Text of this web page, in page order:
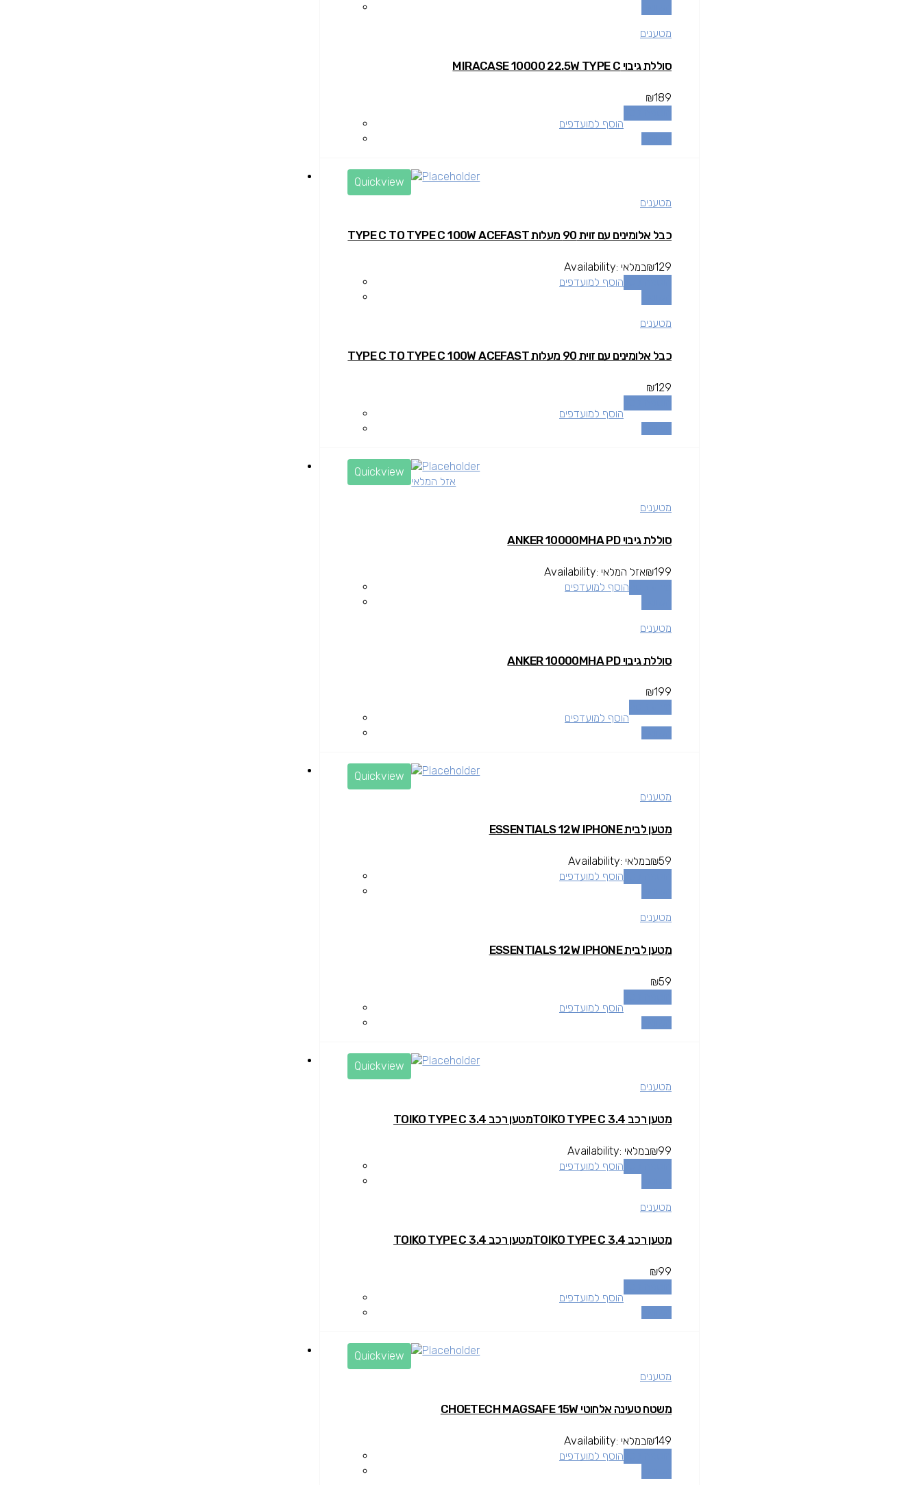
מטענים
סוללת גיבוי MIRACASE 10000 22.5W TYPE C
₪189
הוסף למועדפים
Quickview
מטענים
כבל אלומינים עם זוית 90 מעלות TYPE C TO TYPE C 100W ACEFAST
₪129
Availability: במלאי
הוסף למועדפים
מטענים
כבל אלומינים עם זוית 90 מעלות TYPE C TO TYPE C 100W ACEFAST
₪129
הוסף למועדפים
Quickview
אזל המלאי
מטענים
סוללת גיבוי ANKER 10000MHA PD
₪199
Availability: אזל המלאי
הוסף למועדפים
מטענים
סוללת גיבוי ANKER 10000MHA PD
₪199
הוסף למועדפים
Quickview
מטענים
מטען לבית ESSENTIALS 12W IPHONE
₪59
Availability: במלאי
הוסף למועדפים
מטענים
מטען לבית ESSENTIALS 12W IPHONE
₪59
הוסף למועדפים
Quickview
מטענים
מטען רכב TOIKO TYPE C 3.4מטען רכב TOIKO TYPE C 3.4
₪99
Availability: במלאי
הוסף למועדפים
מטענים
מטען רכב TOIKO TYPE C 3.4מטען רכב TOIKO TYPE C 3.4
₪99
הוסף למועדפים
Quickview
מטענים
משטח טעינה אלחוטי CHOETECH MAGSAFE 15W
₪149
Availability: במלאי
הוסף למועדפים